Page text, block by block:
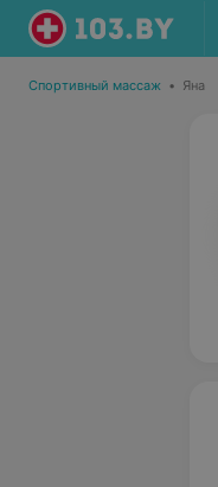
Спортивный массаж • Яна